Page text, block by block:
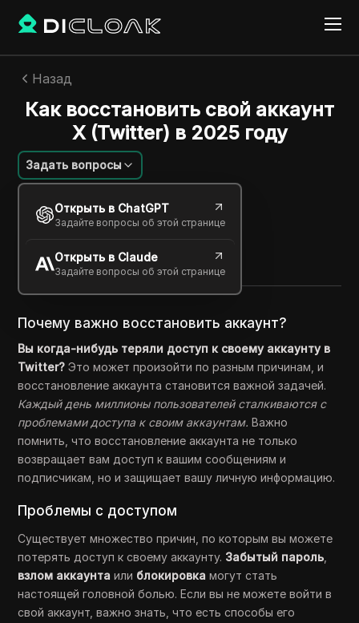
Назад
Как восстановить свой аккаунт
X (Twitter) в 2025 году
Задать вопросы
Открыть в ChatGPT
Задайте вопросы об этой странице
Открыть в Claude
Задайте вопросы об этой странице
Мариана Сантос
22 дек. 2025 2 минут
Copy Link
Почему важно восстановить аккаунт?
Вы когда-нибудь теряли доступ к своему аккаунту в
Twitter? Это может произойти по разным причинам, и
восстановление аккаунта становится важной задачей.
Каждый день миллионы пользователей сталкиваются с
проблемами доступа к своим аккаунтам. Важно
помнить, что восстановление аккаунта не только
возвращает вам доступ к вашим сообщениям и
подписчикам, но и защищает вашу личную информацию.
Проблемы с доступом
Существует множество причин, по которым вы можете
потерять доступ к своему аккаунту. Забытый пароль
взлом аккаунта или блокировка могут стать
настоящей головной болью. Если вы не можете войти в
свой аккаунт, важно знать, что есть способы его